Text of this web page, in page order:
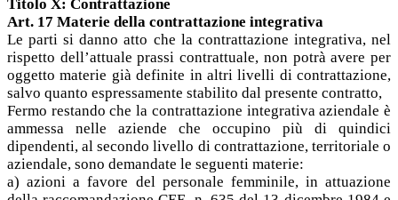
Titolo X: Contrattazione
Art. 17 Materie della contrattazione integrativa
Le parti si danno atto che la contrattazione integrativa, nel
rispetto dell’attuale prassi contrattuale, non potrà avere per
oggetto materie già definite in altri livelli di contrattazione,
salvo quanto espressamente stabilito dal presente contratto,
Fermo restando che la contrattazione integrativa aziendale è
ammessa nelle aziende che occupino più di quindici
dipendenti, al secondo livello di contrattazione, territoriale o
aziendale, sono demandate le seguenti materie:
a) azioni a favore del personale femminile, in attuazione